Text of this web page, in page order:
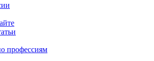
профессиям